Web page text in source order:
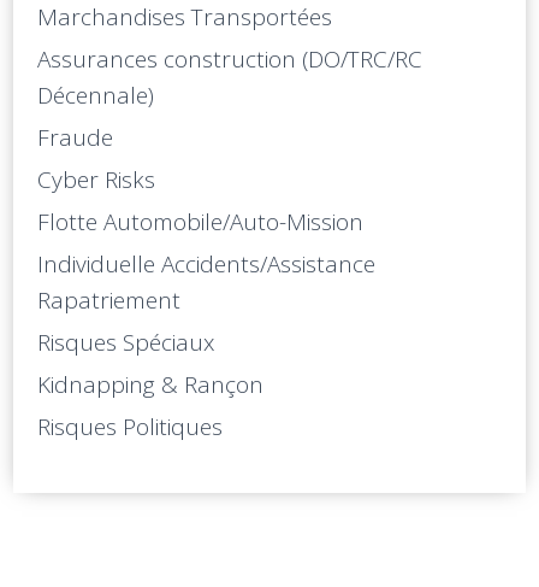
Marchandises Transportées
Assurances construction (DO/TRC/RC
Décennale)
Fraude
Cyber Risks
Flotte Automobile/Auto-Mission
Individuelle Accidents/Assistance
Rapatriement
Risques Spéciaux
Kidnapping & Rançon
Risques Politiques